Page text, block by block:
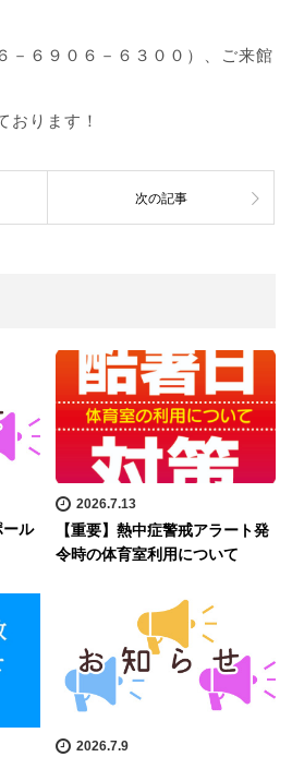
－６９０６－６３００）、ご来館
おります！
次の記事
ール
2026.7.13
【重要】熱中症警戒アラート発
令時の体育室利用について
2026.7.9